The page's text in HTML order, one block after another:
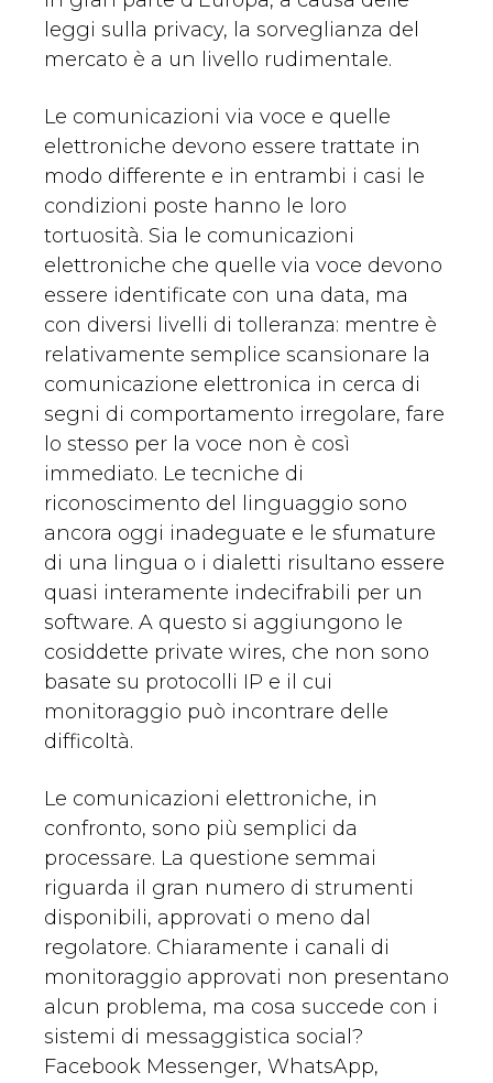
leggi sulla privacy, la sorveglianza del
mercato è a un livello rudimentale.
Le comunicazioni via voce e quelle
elettroniche devono essere trattate in
modo differente e in entrambi i casi le
condizioni poste hanno le loro
tortuosità. Sia le comunicazioni
elettroniche che quelle via voce devono
essere identificate con una data, ma
con diversi livelli di tolleranza: mentre è
relativamente semplice scansionare la
comunicazione elettronica in cerca di
segni di comportamento irregolare, fare
lo stesso per la voce non è così
immediato. Le tecniche di
riconoscimento del linguaggio sono
ancora oggi inadeguate e le sfumature
di una lingua o i dialetti risultano essere
quasi interamente indecifrabili per un
software. A questo si aggiungono le
cosiddette private wires, che non sono
basate su protocolli IP e il cui
monitoraggio può incontrare delle
difficoltà.
Le comunicazioni elettroniche, in
confronto, sono più semplici da
processare. La questione semmai
riguarda il gran numero di strumenti
disponibili, approvati o meno dal
regolatore. Chiaramente i canali di
monitoraggio approvati non presentano
alcun problema, ma cosa succede con i
sistemi di messaggistica social?
Facebook Messenger, WhatsApp,